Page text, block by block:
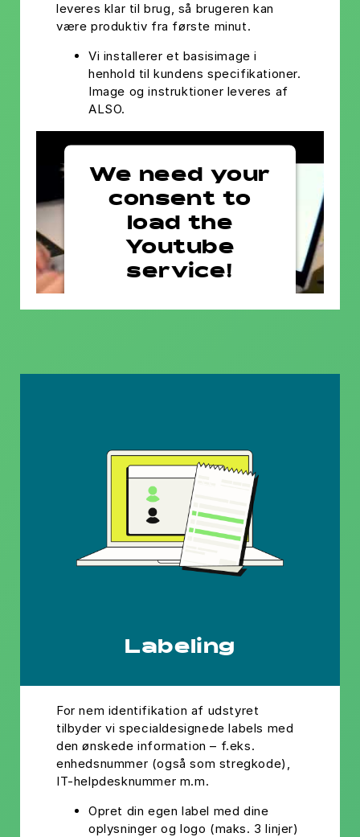
leveres klar til brug, så brugeren kan
være produktiv fra første minut.
Vi installerer et basisimage i
henhold til kundens specifikationer.
Image og instruktioner leveres af
ALSO.
We need your
consent to
load the
Youtube
service!
the site with their CMP to add
Consent Management Platform
Labeling
For nem identifikation af udstyret
tilbyder vi specialdesignede labels med
den ønskede information – f.eks.
enhedsnummer (også som stregkode),
IT-helpdesknummer m.m.
Opret din egen label med dine
oplysninger og logo (maks. 3 linjer)